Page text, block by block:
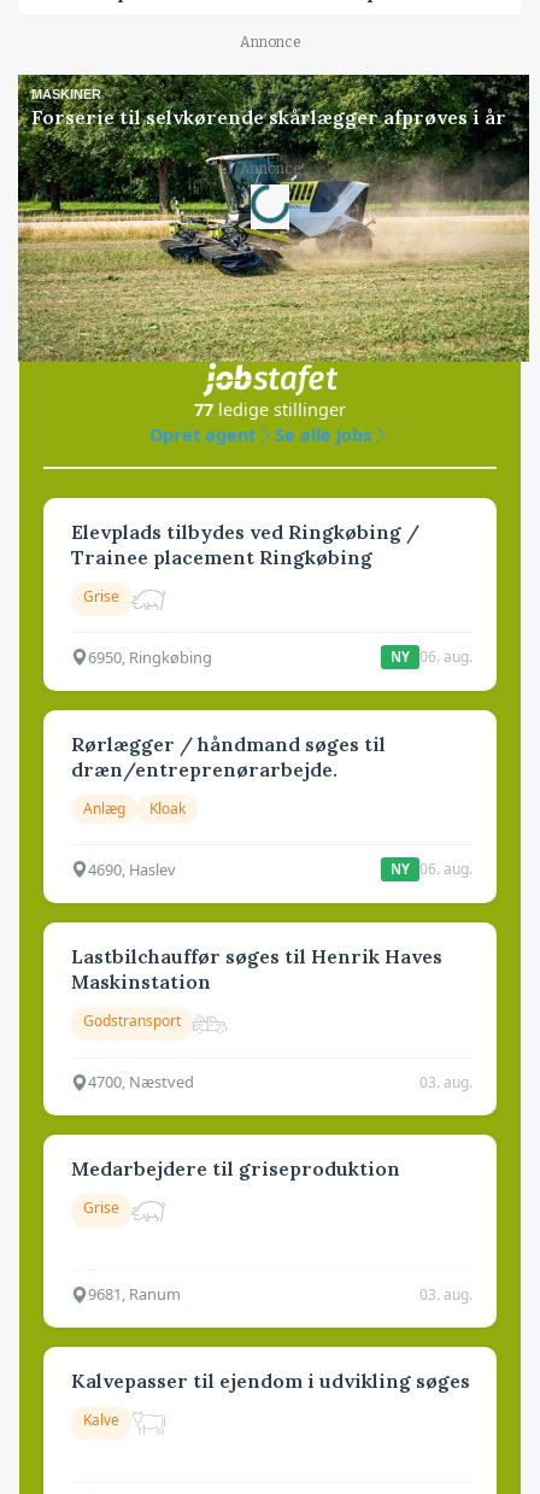
Annonce
MASKINER
Forserie til selvkørende skårlægger afprøves i år
Annonce
Loading...
Jobs
i samarbejde med
77 ledige stillinger
Opret agent
Se alle jobs
Elevplads tilbydes ved Ringkøbing /
Trainee placement Ringkøbing
Grise
6950, Ringkøbing NY 06. aug.
Rørlægger / håndmand søges til
dræn/entreprenørarbejde.
Anlæg Kloak
4690, Haslev NY 06. aug.
Lastbilchauffør søges til Henrik Haves
Maskinstation
Godstransport
4700, Næstved 03. aug.
Medarbejdere til griseproduktion
Grise
9681, Ranum 03. aug.
Kalvepasser til ejendom i udvikling søges
Kalve